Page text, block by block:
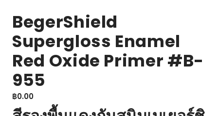
BegerShield
Supergloss Enamel
Red Oxide Primer #B-
955
฿0.00